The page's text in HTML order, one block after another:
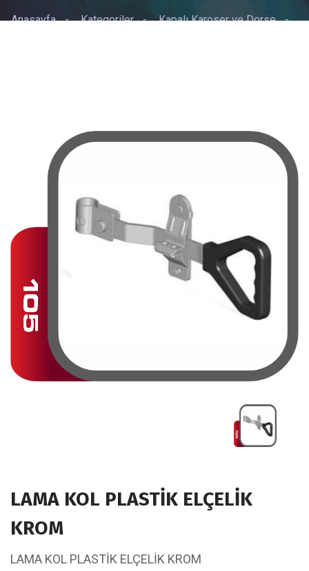
Anasayfa - Kategoriler - Kapalı Karoser ve Dorse
-
LAMA KOL PLASTİK ELÇELİK
KROM
LAMA KOL PLASTİK ELÇELİK KROM